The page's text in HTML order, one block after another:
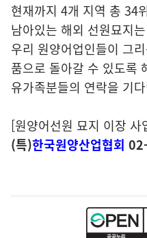
현재까지 4개 지역 총 34
남아있는 해외 선원묘지
우리 원양어업인들이 그
품으로 돌아갈 수 있도록
유가족분들의 연락을 기
[원양어선원 묘지 이장 사
(특)한국원양산업협회